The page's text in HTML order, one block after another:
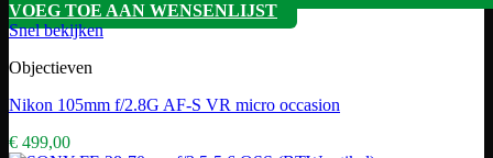
VOEG TOE AAN WENSENLIJST
Snel bekijken
Objectieven
Nikon 105mm f/2.8G AF-S VR micro occasion
€ 499,00